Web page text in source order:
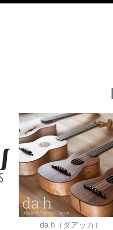
da h（ダアッカ）